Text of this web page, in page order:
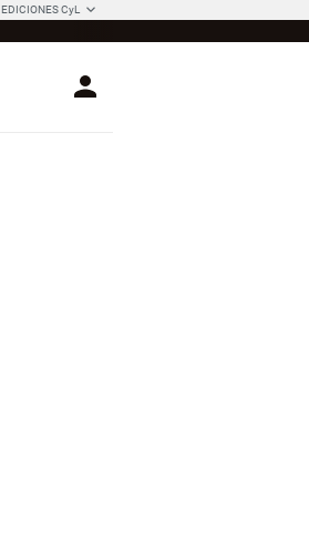
EDICIONES CyL
Login